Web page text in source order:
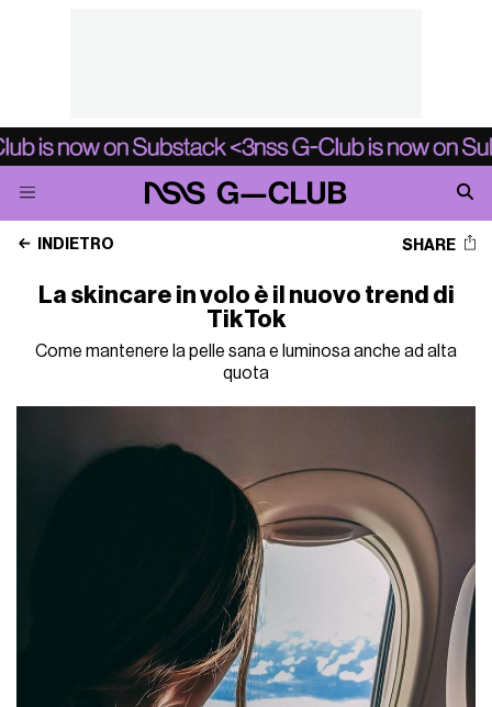
INDIETRO SHARE
La skincare in volo è il nuovo trend di
TikTok
Come mantenere la pelle sana e luminosa anche ad alta
quota